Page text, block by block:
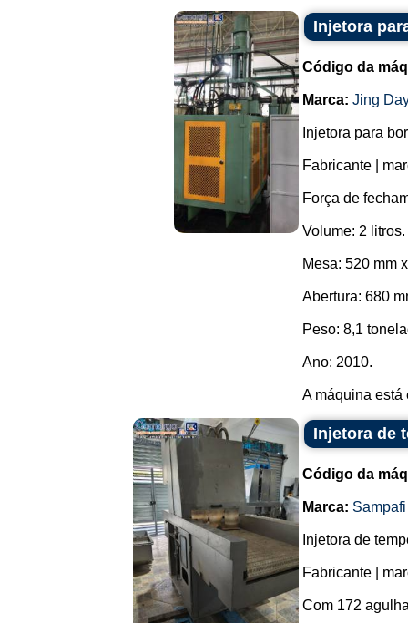
Injetora
Código da
Marca: Jing
Injetora para
Fabricante |
Força de
Volume: 2 litros.
Mesa: 520 mm
Abertura: 680
Peso: 8,1
Ano: 2010.
A máquina está
Injetora de
Código da
Marca: Sampafi
Injetora de
Fabricante |
Com 172